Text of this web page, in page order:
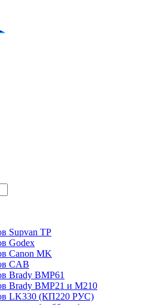
Supvan TP
Godex
Canon MK
CAB
Brady BMP61
Brady BMP21 и M210
LK330 (КП220 РУС)